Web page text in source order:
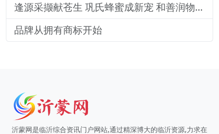
逢源采撷献苍生 巩氏蜂蜜成新宠 和善润物品牌就 养怡之福在沂蒙
品牌从拥有商标开始
沂蒙网是临沂综合资讯门户网站,通过精深博大的临沂资源,力求在